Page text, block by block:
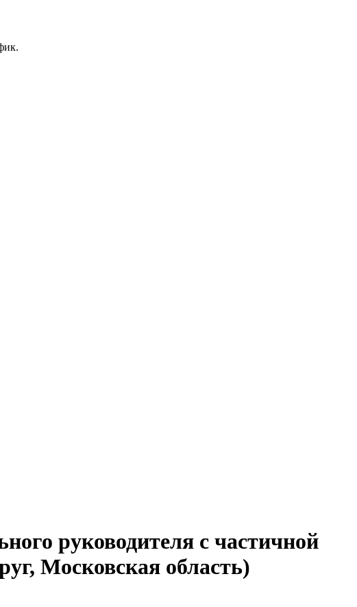
руководителя с частичной
Московская область)